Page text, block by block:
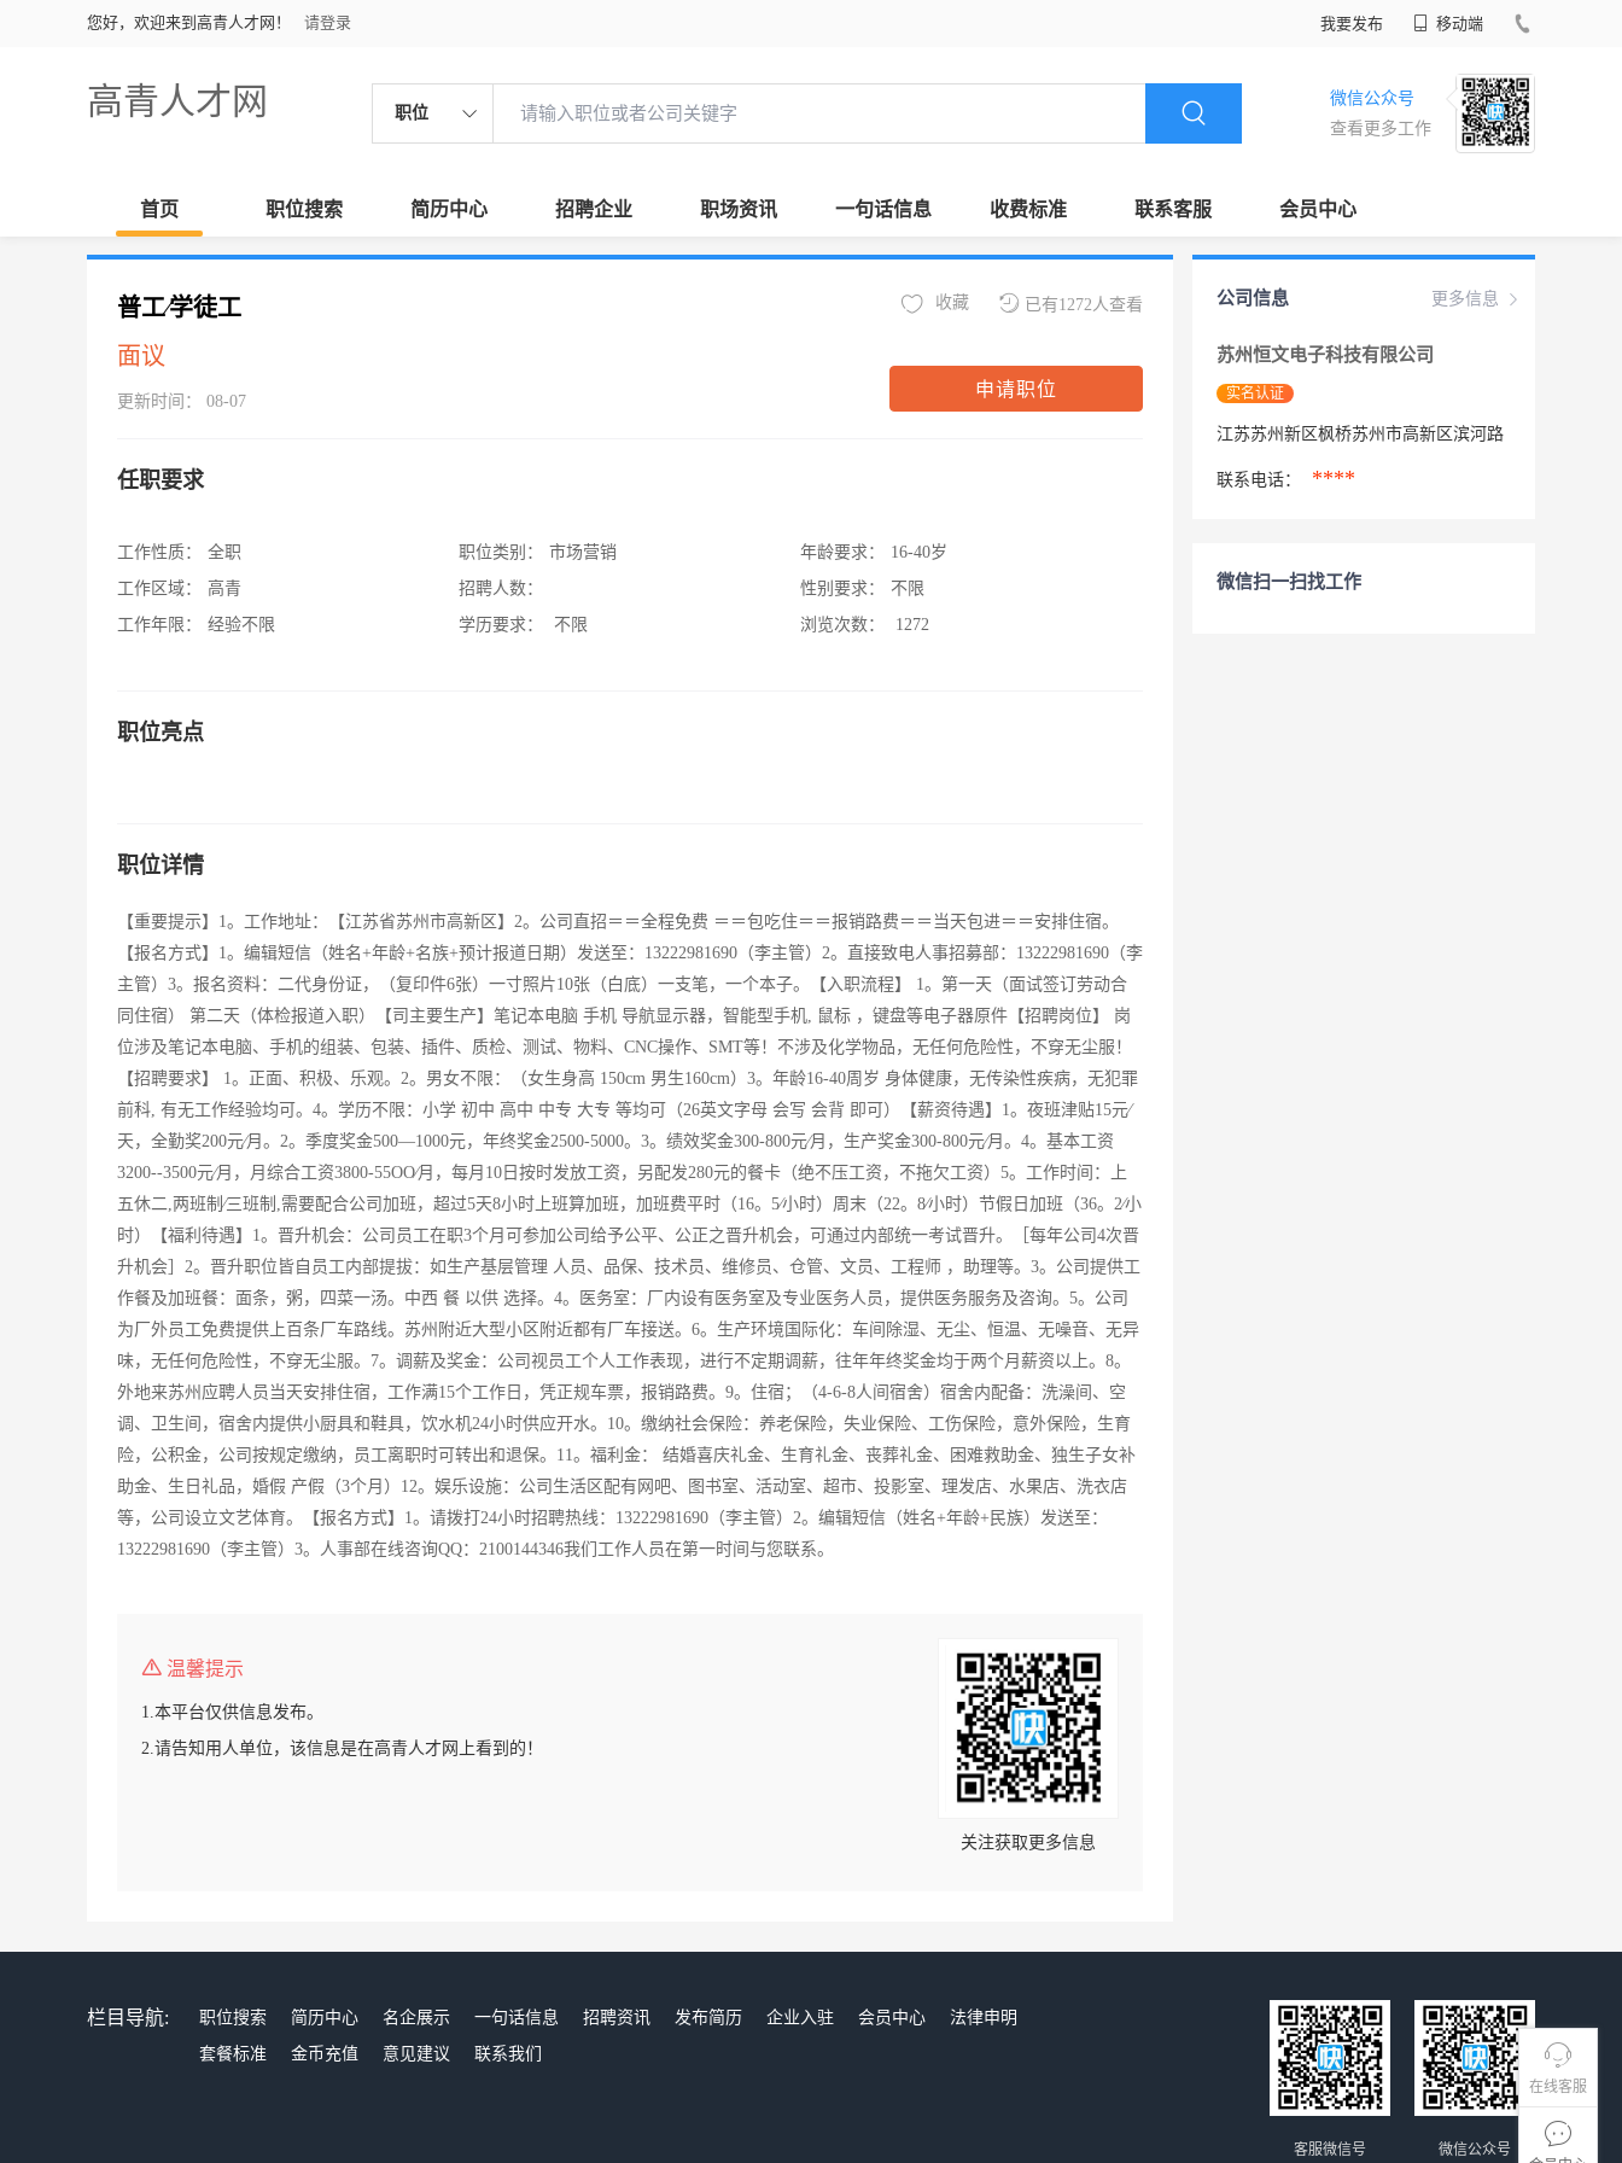
您好，欢迎来到高青人才网！ 请登录 我要发布 移动端
高青人才网 职位
微信公众号
查看更多工作
首页 职位搜索 简历中心 招聘企业 职场资讯 一句话信息 收费标准 联系客服 会员中心
在线客服
普工∕学徒工
面议
更新时间： 08-07
已有1272人查看
收藏
申请职位
任职要求
工作性质：
全职
工作区域：
高青
工作年限：
经验不限
职位类别：
市场营销
招聘人数：
学历要求：
不限
年龄要求：
16-40岁
性别要求：
不限
浏览次数：
1272
职位亮点
职位详情
【重要提示】1。工作地址：【江苏省苏州市高新区】2。公司直招＝＝全程免费 ＝＝包吃住＝＝报销路费＝＝当天包进＝＝安排住宿。
【报名方式】1。编辑短信（姓名+年龄+名族+预计报道日期）发送至：13222981690（李主管）2。直接致电人事招募部：13222981690（李
主管）3。报名资料：二代身份证，（复印件6张）一寸照片10张（白底）一支笔，一个本子。【入职流程】 1。第一天（面试签订劳动合
同住宿） 第二天（体检报道入职）【司主要生产】笔记本电脑 手机 导航显示器，智能型手机, 鼠标 ，键盘等电子器原件【招聘岗位】 岗
位涉及笔记本电脑、手机的组装、包装、插件、质检、测试、物料、CNC操作、SMT等！不涉及化学物品，无任何危险性，不穿无尘服！
【招聘要求】 1。正面、积极、乐观。2。男女不限：（女生身高 150cm 男生160cm）3。年龄16-40周岁 身体健康，无传染性疾病，无犯罪
前科, 有无工作经验均可。4。学历不限：小学 初中 高中 中专 大专 等均可（26英文字母 会写 会背 即可）【薪资待遇】1。夜班津贴15元∕
天，全勤奖200元∕月。2。季度奖金500—1000元，年终奖金2500-5000。3。绩效奖金300-800元∕月，生产奖金300-800元∕月。4。基本工资
3200--3500元∕月，月综合工资3800-55OO∕月，每月10日按时发放工资，另配发280元的餐卡（绝不压工资，不拖欠工资）5。工作时间：上
五休二,两班制∕三班制,需要配合公司加班，超过5天8小时上班算加班，加班费平时（16。5∕小时）周末（22。8∕小时）节假日加班（36。2∕小
时）【福利待遇】1。晋升机会：公司员工在职3个月可参加公司给予公平、公正之晋升机会，可通过内部统一考试晋升。［每年公司4次晋
升机会］2。晋升职位皆自员工内部提拔：如生产基层管理 人员、品保、技术员、维修员、仓管、文员、工程师 ，助理等。3。公司提供工
作餐及加班餐：面条，粥，四菜一汤。中西 餐 以供 选择。4。医务室：厂内设有医务室及专业医务人员，提供医务服务及咨询。5。公司
为厂外员工免费提供上百条厂车路线。苏州附近大型小区附近都有厂车接送。6。生产环境国际化：车间除湿、无尘、恒温、无噪音、无异
味，无任何危险性，不穿无尘服。7。调薪及奖金：公司视员工个人工作表现，进行不定期调薪，往年年终奖金均于两个月薪资以上。8。
外地来苏州应聘人员当天安排住宿，工作满15个工作日，凭正规车票，报销路费。9。住宿；（4-6-8人间宿舍）宿舍内配备：洗澡间、空
调、卫生间，宿舍内提供小厨具和鞋具，饮水机24小时供应开水。10。缴纳社会保险：养老保险，失业保险、工伤保险，意外保险，生育
险，公积金，公司按规定缴纳，员工离职时可转出和退保。11。福利金： 结婚喜庆礼金、生育礼金、丧葬礼金、困难救助金、独生子女补
助金、生日礼品，婚假 产假（3个月）12。娱乐设施：公司生活区配有网吧、图书室、活动室、超市、投影室、理发店、水果店、洗衣店
等，公司设立文艺体育。【报名方式】1。请拨打24小时招聘热线：13222981690（李主管）2。编辑短信（姓名+年龄+民族）发送至：
13222981690（李主管）3。人事部在线咨询QQ：2100144346我们工作人员在第一时间与您联系。
温馨提示
1.本平台仅供信息发布。
2.请告知用人单位，该信息是在高青人才网上看到的！
关注获取更多信息
更多信息
公司信息
苏州恒文电子科技有限公司
实名认证
江苏苏州新区枫桥苏州市高新区滨河路
联系电话： ****
微信扫一扫找工作
栏目导航: 职位搜索 简历中心 名企展示 一句话信息 招聘资讯 发布简历 企业入驻 会员中心
法律申明
套餐标准
金币充值 意见建议 联系我们
微信公众号
客服微信号